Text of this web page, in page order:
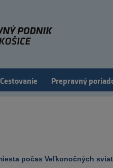
Cestovanie Prepravný
počas Veľkonočných